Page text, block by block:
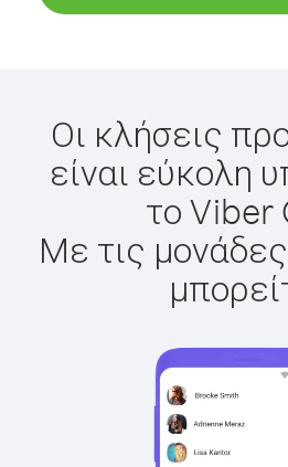
Οι κλήσεις
είναι εύκολη
το Viber
Με τις